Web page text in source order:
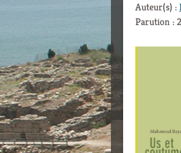
Auteur(s) :
Parution :